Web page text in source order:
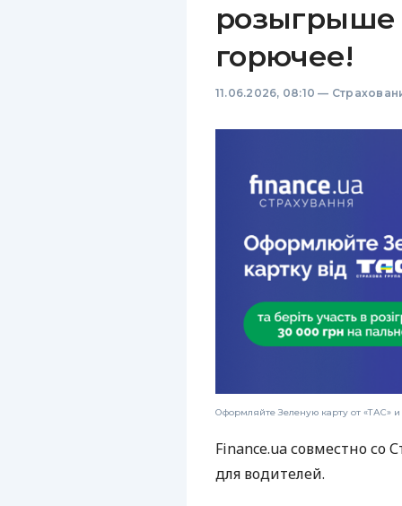
розыгрыше
горючее!
11.06.2026, 08:10 —
Оформляйте Зеленую карту от «ТАС»
Finance.ua совместно со
для водителей.